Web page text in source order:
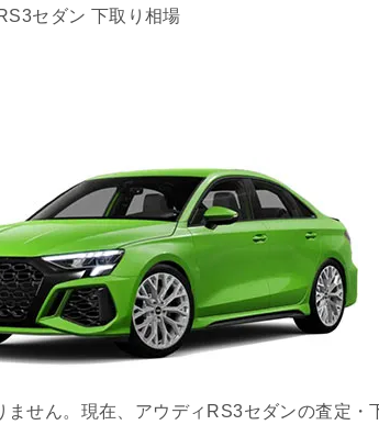
セダン 下取り相場
ません。現在、アウディRS3セダンの査定・